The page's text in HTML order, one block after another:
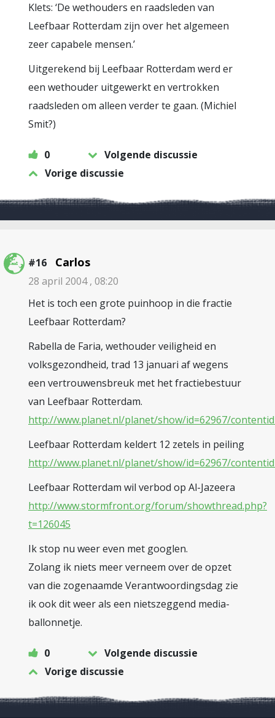
Klets: ‘De wethouders en raadsleden van
Leefbaar Rotterdam zijn over het algemeen
zeer capabele mensen.’
Uitgerekend bij Leefbaar Rotterdam werd er
een wethouder uitgewerkt en vertrokken
raadsleden om alleen verder te gaan. (Michiel
Smit?)
0
Volgende discussie
Vorige discussie
#16 Carlos
28 april 2004 , 08:20
Het is toch een grote puinhoop in die fractie
Leefbaar Rotterdam?
Rabella de Faria, wethouder veiligheid en
volksgezondheid, trad 13 januari af wegens
een vertrouwensbreuk met het fractiebestuur
van Leefbaar Rotterdam.
http://www.planet.nl/planet/show/id=62967/
Leefbaar Rotterdam keldert 12 zetels in peiling
http://www.planet.nl/planet/show/id=62967/
Leefbaar Rotterdam wil verbod op Al-Jazeera
http://www.stormfront.org/forum/showthread.php?
t=126045
Ik stop nu weer even met googlen.
Zolang ik niets meer verneem over de opzet
van die zogenaamde Verantwoordingsdag zie
ik ook dit weer als een nietszeggend media-
ballonnetje.
0
Volgende discussie
Vorige discussie